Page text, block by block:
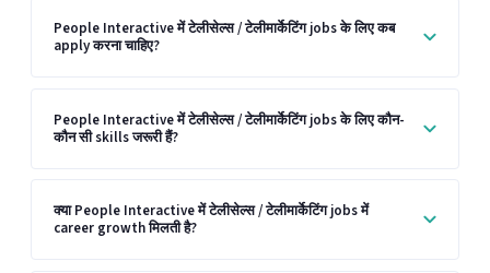
People Interactive में टेलीसेल्स / टेलीमार्केटिंग jobs के लिए कब
apply करना चाहिए?
People Interactive में टेलीसेल्स / टेलीमार्केटिंग jobs के लिए कौन-
कौन सी skills जरूरी हैं?
क्या People Interactive में टेलीसेल्स / टेलीमार्केटिंग jobs में
career growth मिलती है?